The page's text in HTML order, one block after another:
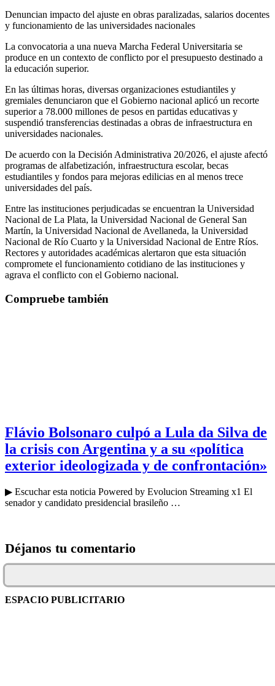
Denuncian impacto del ajuste en obras paralizadas, salarios docentes
y funcionamiento de las universidades nacionales
La convocatoria a una nueva Marcha Federal Universitaria se
produce en un contexto de conflicto por el presupuesto destinado a
la educación superior.
En las últimas horas, diversas organizaciones estudiantiles y
gremiales denunciaron que el Gobierno nacional aplicó un recorte
superior a 78.000 millones de pesos en partidas educativas y
suspendió transferencias destinadas a obras de infraestructura en
universidades nacionales.
De acuerdo con la Decisión Administrativa 20/2026, el ajuste afectó
programas de alfabetización, infraestructura escolar, becas
estudiantiles y fondos para mejoras edilicias en al menos trece
universidades del país.
Entre las instituciones perjudicadas se encuentran la Universidad
Nacional de La Plata, la Universidad Nacional de General San
Martín, la Universidad Nacional de Avellaneda, la Universidad
Nacional de Río Cuarto y la Universidad Nacional de Entre Ríos.
Rectores y autoridades académicas alertaron que esta situación
compromete el funcionamiento cotidiano de las instituciones y
agrava el conflicto con el Gobierno nacional.
Compruebe también
Flávio Bolsonaro culpó a Lula da Silva de
la crisis con Argentina y a su «política
exterior ideologizada y de confrontación»
▶ Escuchar esta noticia Powered by Evolucion Streaming x1 El
senador y candidato presidencial brasileño …
Déjanos tu comentario
ESPACIO PUBLICITARIO